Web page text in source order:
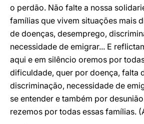
o perdão. Não falte a nossa
famílias que vivem situações mais
de doenças, desemprego,
necessidade de emigrar... E
aqui e em silêncio oremos por
dificuldade, quer por doença, falta
discriminação, necessidade de
se entender e também por
rezemos por todas essas famílias.